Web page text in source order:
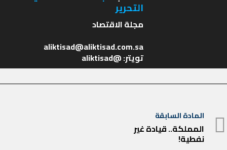
التحرير
تويتر: @aliktisad
تصفّح
المقالات
المادة السابقة
المادة
السابقة
المملكة.. قيادة غير
نفطية!